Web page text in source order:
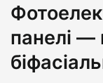
панелі —